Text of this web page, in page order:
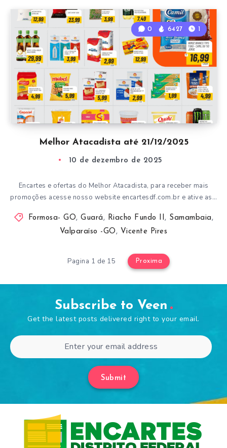
Melhor Atacadista até 21/12/2025
0 6427 1
10 de dezembro de 2025
Encartes e ofertas do Melhor Atacadista, para receber mais
promoções acesse nosso website encartesdf.com.br e ative as…
Formosa- GO, Guará , Riacho Fundo II , Samambaia ,
Valparaíso -GO , Vicente Pires
Pagina 1 de 15 Proxima
Subscribe to Veen
Get the latest posts delivered right to your email.
Submit